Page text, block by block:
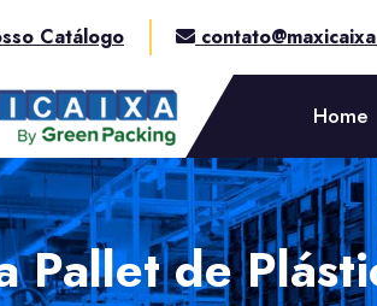
Catálogo
Home
Pallet de